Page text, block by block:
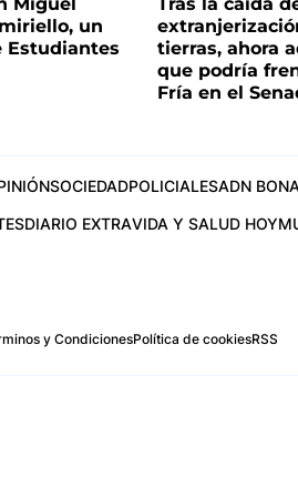
Miguel
un
Estudiantes
Tras la caída
tierras, ahora
que podría
Fría en el
SOCIEDADPOLICIALESADN
DIARIO EXTRAVIDA Y SALUD HOY
y CondicionesPolítica de cookiesRSS